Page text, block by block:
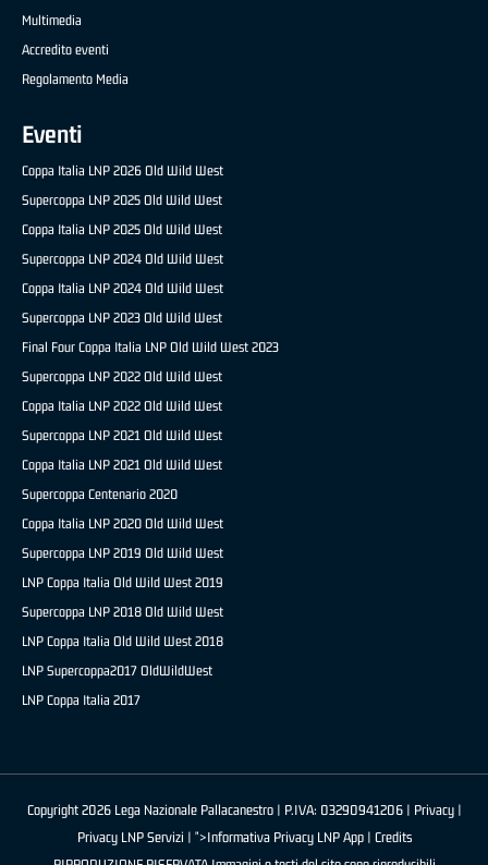
Multimedia
Accredito eventi
Regolamento Media
Eventi
Coppa Italia LNP 2026 Old Wild West
Supercoppa LNP 2025 Old Wild West
Coppa Italia LNP 2025 Old Wild West
Supercoppa LNP 2024 Old Wild West
Coppa Italia LNP 2024 Old Wild West
Supercoppa LNP 2023 Old Wild West
Final Four Coppa Italia LNP Old Wild West 2023
Supercoppa LNP 2022 Old Wild West
Coppa Italia LNP 2022 Old Wild West
Supercoppa LNP 2021 Old Wild West
Coppa Italia LNP 2021 Old Wild West
Supercoppa Centenario 2020
Coppa Italia LNP 2020 Old Wild West
Supercoppa LNP 2019 Old Wild West
LNP Coppa Italia Old Wild West 2019
Supercoppa LNP 2018 Old Wild West
LNP Coppa Italia Old Wild West 2018
LNP Supercoppa2017 OldWildWest
LNP Coppa Italia 2017
Copyright 2026 Lega Nazionale Pallacanestro | P.IVA: 03290941206 | Privacy|
Privacy LNP Servizi | ">Informativa Privacy LNP App | Credits